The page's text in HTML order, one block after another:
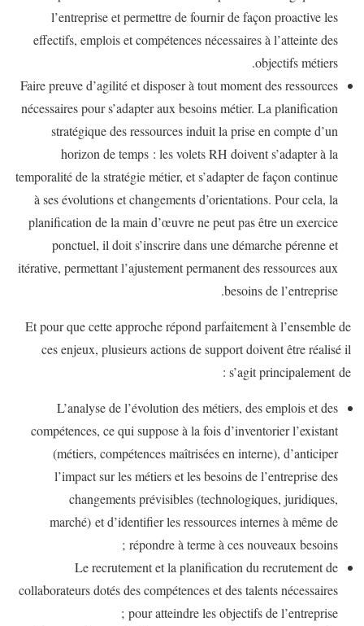
l’entreprise et permettre de fournir de façon proactive les
effectifs, emplois et compétences nécessaires à l’atteinte des
objectifs métiers.
Faire preuve d’agilité et disposer à tout moment des ressources
nécessaires pour s’adapter aux besoins métier. La planification
stratégique des ressources induit la prise en compte d’un
horizon de temps : les volets RH doivent s’adapter à la
temporalité de la stratégie métier, et s’adapter de façon continue
à ses évolutions et changements d’orientations. Pour cela, la
planification de la main d’œuvre ne peut pas être un exercice
ponctuel, il doit s’inscrire dans une démarche pérenne et
itérative, permettant l’ajustement permanent des ressources aux
besoins de l’entreprise.
Et pour que cette approche répond parfaitement à l’ensemble de
ces enjeux, plusieurs actions de support doivent être réalisé il
s’agit principalement de :
L’analyse de l’évolution des métiers, des emplois et des
compétences, ce qui suppose à la fois d’inventorier l’existant
(métiers, compétences maîtrisées en interne), d’anticiper
l’impact sur les métiers et les besoins de l’entreprise des
changements prévisibles (technologiques, juridiques,
marché) et d’identifier les ressources internes à même de
répondre à terme à ces nouveaux besoins ;
Le recrutement et la planification du recrutement de
collaborateurs dotés des compétences et des talents nécessaires
pour atteindre les objectifs de l’entreprise ;